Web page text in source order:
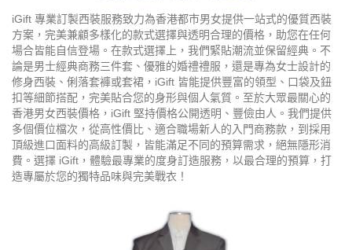
iGift 專業訂製西裝服務致力為香港都市男女提供一站式的優質西裝
方案，完美兼顧多樣化的款式選擇與透明合理的價格，助您在任何
場合皆能自信登場。在款式選擇上，我們緊貼潮流並保留經典。不
論是男士經典商務三件套、優雅的婚禮禮服，還是專為女士設計的
修身西裝、俐落套褲或套裙，iGift 皆能提供豐富的領型、口袋及鈕
扣等細節搭配，完美貼合您的身形與個人氣質。至於大眾最關心的
香港男女西裝價格，iGift 堅持價格公開透明、豐儉由人。我們提供
多個價位檔次，從高性價比、適合職場新人的入門商務款，到採用
頂級進口面料的高級訂製，皆能滿足不同的預算需求，絕無隱形消
費。選擇 iGift，體驗最專業的度身訂造服務，以最合理的預算，打
造專屬於您的獨特品味與完美戰衣！